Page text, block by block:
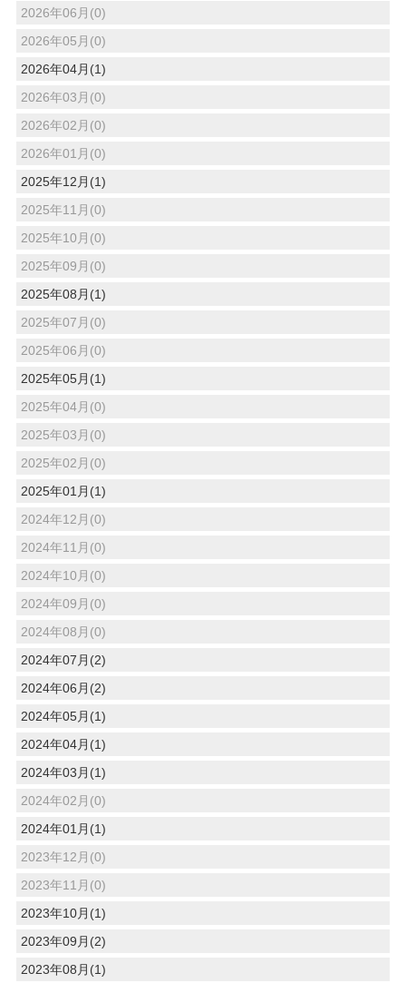
2026年06月(0)
2026年05月(0)
2026年04月(1)
2026年03月(0)
2026年02月(0)
2026年01月(0)
2025年12月(1)
2025年11月(0)
2025年10月(0)
2025年09月(0)
2025年08月(1)
2025年07月(0)
2025年06月(0)
2025年05月(1)
2025年04月(0)
2025年03月(0)
2025年02月(0)
2025年01月(1)
2024年12月(0)
2024年11月(0)
2024年10月(0)
2024年09月(0)
2024年08月(0)
2024年07月(2)
2024年06月(2)
2024年05月(1)
2024年04月(1)
2024年03月(1)
2024年02月(0)
2024年01月(1)
2023年12月(0)
2023年11月(0)
2023年10月(1)
2023年09月(2)
2023年08月(1)